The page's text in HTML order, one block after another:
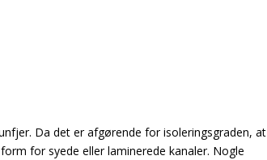
Da det er afgørende for isoleringsgraden, at
for syede eller laminerede kanaler. Nogle